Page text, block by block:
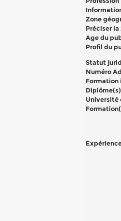
Zone
Préciser
Age du
Profil du
Statut
Numéro
Formation
Université